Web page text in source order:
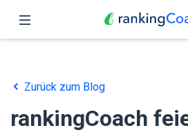
Funktionen
Preise
Zurück zum Blog
rankingCoach